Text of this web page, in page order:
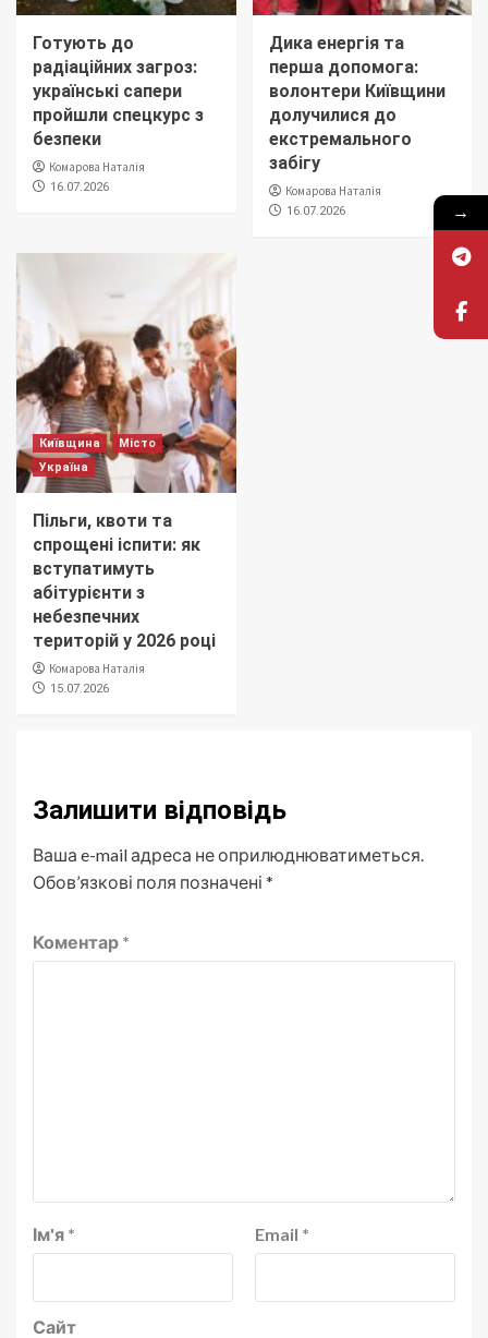
Готують до
радіаційних загроз:
українські сапери
пройшли спецкурс з
безпеки
Комарова Наталія
16.07.2026
Дика енергія та
перша допомога:
волонтери Київщини
долучилися до
екстремального
забігу
Комарова Наталія
16.07.2026
Київщина
Місто
Україна
Пільги, квоти та
спрощені іспити: як
вступатимуть
абітурієнти з
небезпечних
територій у 2026 році
Комарова Наталія
15.07.2026
Залишити відповідь
Ваша e-mail адреса не оприлюднюватиметься.
Обов’язкові поля позначені *
Коментар *
Ім'я * Email *
Сайт
→